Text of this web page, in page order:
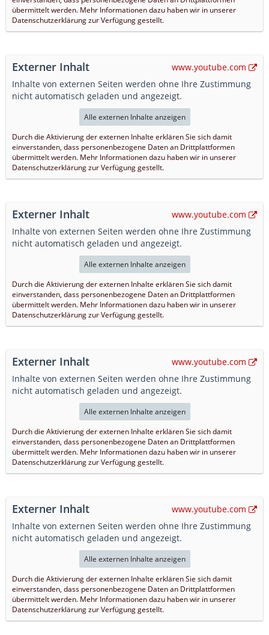
übermittelt werden. Mehr Informationen dazu haben wir in unserer
Datenschutzerklärung zur Verfügung gestellt.
Externer Inhalt
www.youtube.com
Inhalte von externen Seiten werden ohne Ihre Zustimmung
nicht automatisch geladen und angezeigt.
Alle externen Inhalte anzeigen
Durch die Aktivierung der externen Inhalte erklären Sie sich damit
einverstanden, dass personenbezogene Daten an Drittplattformen
übermittelt werden. Mehr Informationen dazu haben wir in unserer
Datenschutzerklärung zur Verfügung gestellt.
Externer Inhalt
www.youtube.com
Inhalte von externen Seiten werden ohne Ihre Zustimmung
nicht automatisch geladen und angezeigt.
Alle externen Inhalte anzeigen
Durch die Aktivierung der externen Inhalte erklären Sie sich damit
einverstanden, dass personenbezogene Daten an Drittplattformen
übermittelt werden. Mehr Informationen dazu haben wir in unserer
Datenschutzerklärung zur Verfügung gestellt.
Externer Inhalt
www.youtube.com
Inhalte von externen Seiten werden ohne Ihre Zustimmung
nicht automatisch geladen und angezeigt.
Alle externen Inhalte anzeigen
Durch die Aktivierung der externen Inhalte erklären Sie sich damit
einverstanden, dass personenbezogene Daten an Drittplattformen
übermittelt werden. Mehr Informationen dazu haben wir in unserer
Datenschutzerklärung zur Verfügung gestellt.
Externer Inhalt
www.youtube.com
Inhalte von externen Seiten werden ohne Ihre Zustimmung
nicht automatisch geladen und angezeigt.
Alle externen Inhalte anzeigen
Durch die Aktivierung der externen Inhalte erklären Sie sich damit
einverstanden, dass personenbezogene Daten an Drittplattformen
übermittelt werden. Mehr Informationen dazu haben wir in unserer
Datenschutzerklärung zur Verfügung gestellt.